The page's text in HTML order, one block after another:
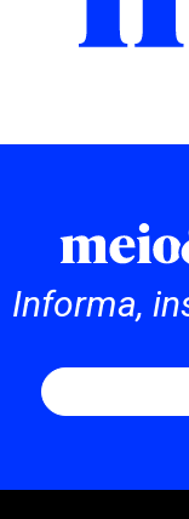
Informa,